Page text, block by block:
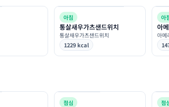
아침
통살새우가츠샌드위치
통살새우가츠샌드위치
1229 kcal
아
아
아메
점심 점